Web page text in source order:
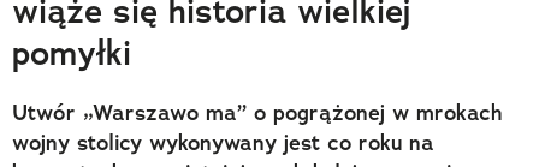
Sklep
Cuda Polski
wiąże się historia wielkiej
pomyłki
Utwór „Warszawo ma” o pogrążonej w mrokach
wojny stolicy wykonywany jest co roku na